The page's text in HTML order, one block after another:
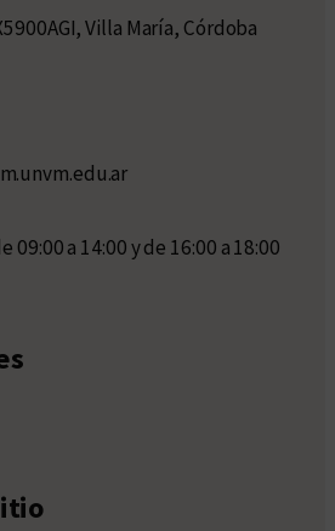
Villa María, Córdoba
09:00 a 14:00 y de 16:00 a 18:00